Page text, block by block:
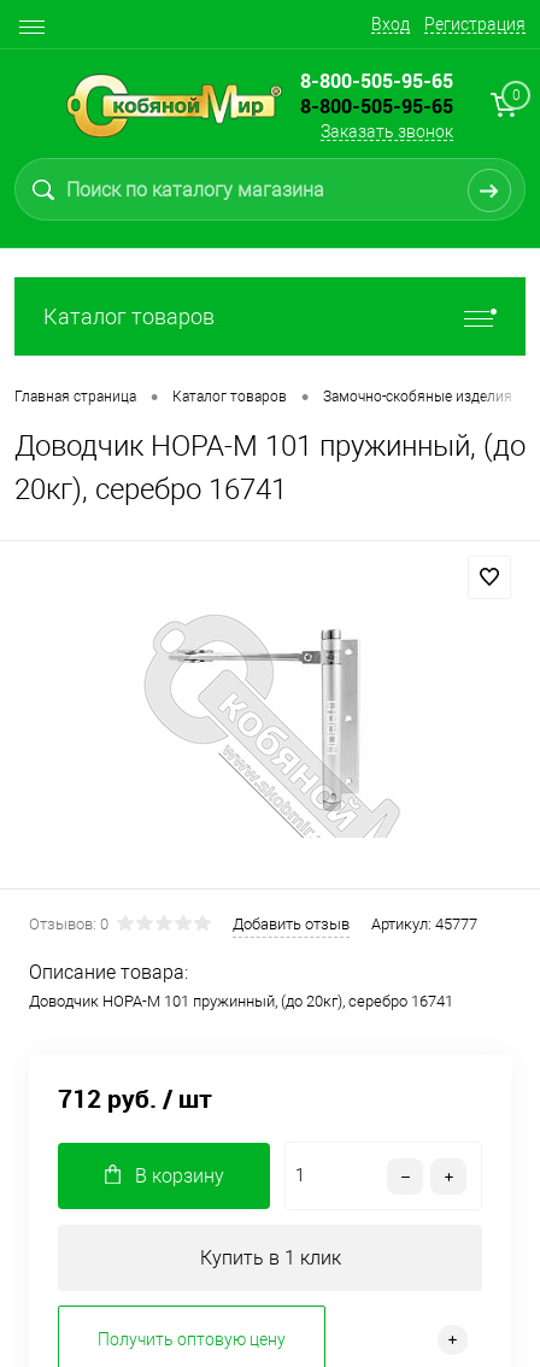
Вход Регистрация
8-800-505-95-65
8-800-505-95-65
Заказать звонок
0
Каталог товаров
Главная страница • Каталог товаров • Замочно-скобяные изделия
Доводчик НОРА-М 101 пружинный, (до
20кг), серебро 16741
Отзывов: 0 Добавить отзыв Артикул: 45777
Описание товара:
Доводчик НОРА-М 101 пружинный, (до 20кг), серебро 16741
712 руб. / шт
В корзину
Купить в 1 клик
Получить оптовую цену